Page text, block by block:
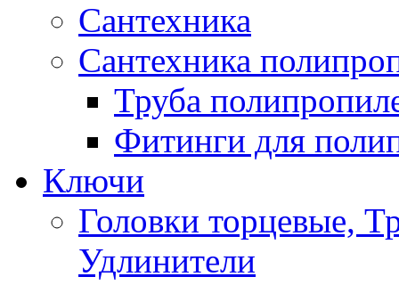
Сантехника
Сантехника
Труба
Фитинги для
Ключи
Головки торцевые,
Удлинители